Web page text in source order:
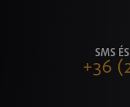
SMS
+36